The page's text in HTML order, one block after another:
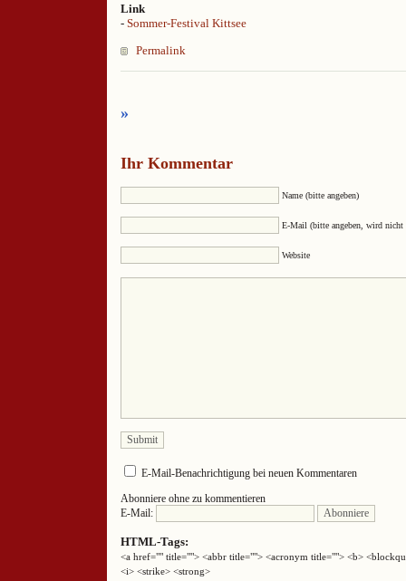
Link
- Sommer-Festival Kittsee
Permalink
»
Ihr Kommentar
Name (bitte angeben)
E-Mail (bitte angeben, wird nicht
Website
E-Mail-Benachrichtigung bei neuen Kommentaren
Abonniere ohne zu kommentieren
E-Mail:
HTML-Tags:
<a href="" title=""> <abbr title=""> <acronym title=""> <b>
<i> <strike> <strong>